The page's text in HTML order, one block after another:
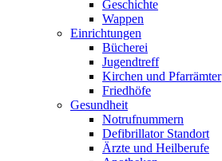
Geschichte
Wappen
Einrichtungen
Bücherei
Jugendtreff
Kirchen und Pfarrämter
Friedhöfe
Gesundheit
Notrufnummern
Defibrillator Standort
Ärzte und Heilberufe